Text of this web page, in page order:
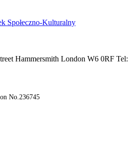
Hammersmith London W6 0RF Tel:
No.236745